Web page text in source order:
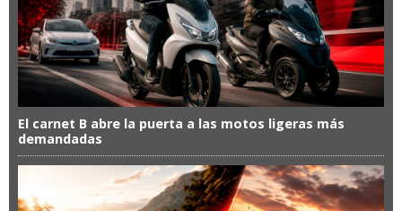
El carnet B abre la puerta a las motos ligeras más
demandadas